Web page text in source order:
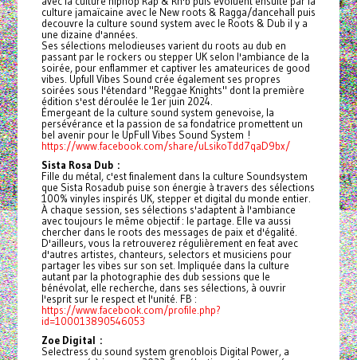
culture jamaïcaine avec le New roots & Ragga/dancehall puis
decouvre la culture sound system avec le Roots & Dub il y a
une dizaine d'années.
Ses sélections melodieuses varient du roots au dub en
passant par le rockers ou stepper UK selon l'ambiance de la
soirée, pour enflammer et captiver les amateurices de good
vibes. Upfull Vibes Sound crée également ses propres
soirées sous l'étendard "Reggae Knights" dont la première
édition s'est déroulée le 1er juin 2024.
Émergeant de la culture sound system genevoise, la
persévérance et la passion de sa fondatrice promettent un
bel avenir pour le UpFull Vibes Sound System !
https://www.facebook.com/share/uLsikoTdd7qaD9bx/
Sista Rosa Dub :
Fille du métal, c'est finalement dans la culture Soundsystem
que Sista Rosadub puise son énergie à travers des sélections
100% vinyles inspirés UK, stepper et digital du monde entier.
À chaque session, ses sélections s'adaptent à l'ambiance
avec toujours le même objectif : le partage. Elle va aussi
chercher dans le roots des messages de paix et d'égalité.
D'ailleurs, vous la retrouverez régulièrement en feat avec
d'autres artistes, chanteurs, selectors et musiciens pour
partager les vibes sur son set. Impliquée dans la culture
autant par la photographie des dub sessions que le
bénévolat, elle recherche, dans ses sélections, à ouvrir
l'esprit sur le respect et l'unité. FB :
https://www.facebook.com/profile.php?
id=100013890546053
Zoe Digital :
Selectress du sound system grenoblois Digital Power, a